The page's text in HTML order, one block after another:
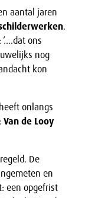
aantal jaren
.
ons
nog
kon
onlangs
Van de Looy
De
en
een opgefrist